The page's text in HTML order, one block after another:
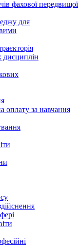
фахової передвищої
для
дисциплін
оплату за навчання